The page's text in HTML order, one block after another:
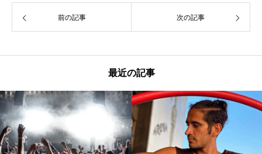
前の記事 次の記事
最近の記事